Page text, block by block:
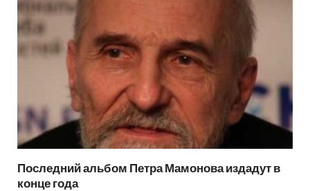
Последний альбом Петра Мамонова издадут в
конце года